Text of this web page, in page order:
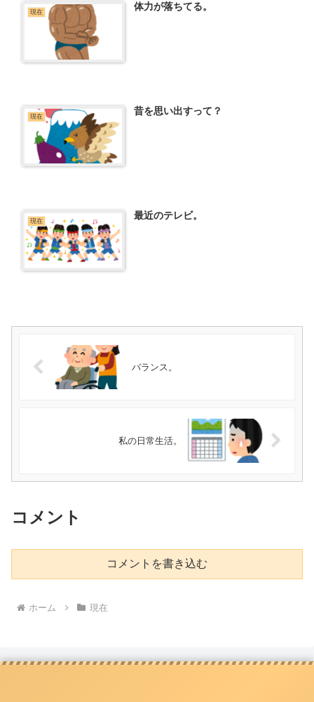
現在 体力が落ちてる。
現在 昔を思い出すって？
現在 最近のテレビ。
バランス。
私の日常生活。
コメント
コメントを書き込む
ホーム 現在